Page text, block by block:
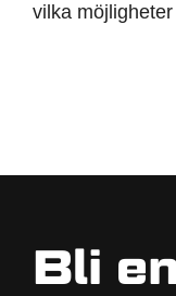
vilka
Bli